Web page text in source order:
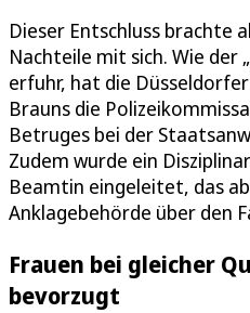
Dieser Entschluss brachte
Nachteile mit sich. Wie der
erfuhr, hat die
Brauns die
Betruges bei der
Zudem wurde ein
Beamtin eingeleitet, das
Anklagebehörde über den
Frauen bei gleicher
bevorzugt